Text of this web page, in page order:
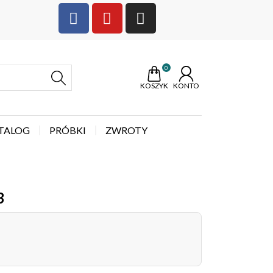
KOSZYK
0
KONTO
PRÓBKI ZWROTY